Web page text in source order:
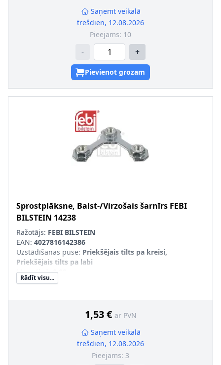
Iekšējās vītnes izmērs :M14 x 1,5
Saņemt veikalā
trešdien, 12.08.2026
Pieejams: 10
- +
Pievienot grozam
Sprostplāksne, Balst-/Virzošais šarnīrs FEBI
BILSTEIN 14238
Ražotājs: FEBI BILSTEIN
EAN: 4027816142386
Uzstādīšanas puse: Priekšējais tilts pa kreisi,
Priekšējais tilts pa labi
Masa [kg]:0,02
Rādīt visu...
1,53 € ar PVN
Saņemt veikalā
trešdien, 12.08.2026
Pieejams: 3